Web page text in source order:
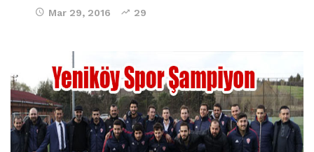
Mar 29, 2016 29